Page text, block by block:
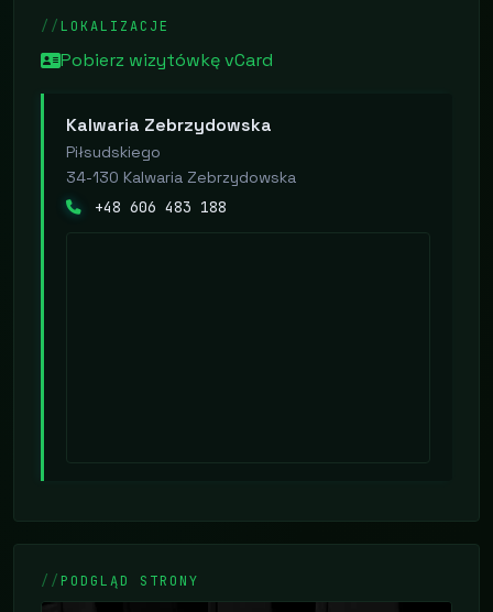
LOKALIZACJE
Pobierz wizytówkę vCard
Kalwaria Zebrzydowska
Piłsudskiego
34-130 Kalwaria Zebrzydowska
+48 606 483 188
PODGLĄD STRONY